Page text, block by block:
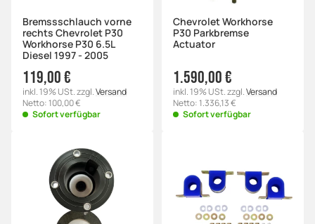
Bremssschlauch vorne
rechts Chevrolet P30
Workhorse P30 6.5L
Diesel 1997 - 2005
119,00 €
inkl. 19% USt. zzgl.Versand
Netto: 100,00 €
Sofort verfügbar
Chevrolet Workhorse
P30 Parkbremse
Actuator
1.590,00 €
inkl. 19% USt. zzgl.Versand
Netto: 1.336,13 €
Sofort verfügbar